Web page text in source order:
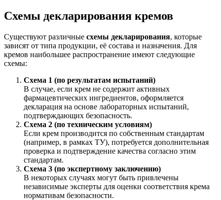
Схемы декларирования кремов
Существуют различные схемы декларирования, которые
зависят от типа продукции, её состава и назначения. Для
кремов наибольшее распространение имеют следующие
схемы:
Схема 1 (по результатам испытаний)
В случае, если крем не содержит активных
фармацевтических ингредиентов, оформляется
декларация на основе лабораторных испытаний,
подтверждающих безопасность.
Схема 2 (по техническим условиям)
Если крем производится по собственным стандартам
(например, в рамках ТУ), потребуется дополнительная
проверка и подтверждение качества согласно этим
стандартам.
Схема 3 (по экспертному заключению)
В некоторых случаях могут быть привлечены
независимые эксперты для оценки соответствия крема
нормативам безопасности.